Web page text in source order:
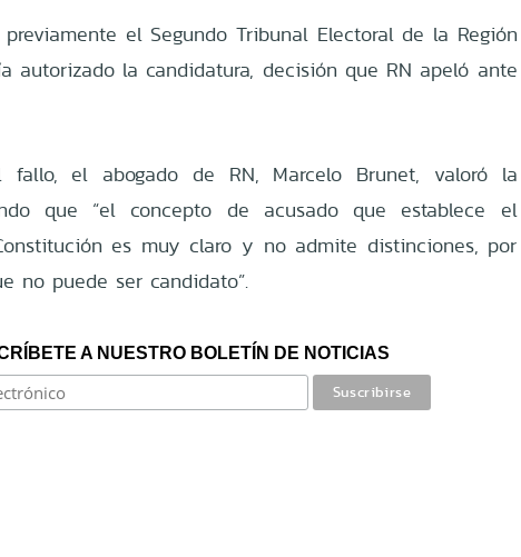
previamente el Segundo Tribunal Electoral de la Región
autorizado la candidatura, decisión que RN apeló ante
fallo, el abogado de RN, Marcelo Brunet, valoró la
que “el concepto de acusado que establece el
es muy claro y no admite distinciones, por
no puede ser candidato”.
A NUESTRO BOLETÍN DE NOTICIAS